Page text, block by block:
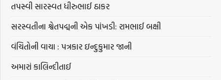
તપસ્વી સારસ્વત ધીરુભાઈ ઠાકર
સરસ્વતીના શ્વેતપદ્મની એક પાંખડી: રામભાઈ બક્ષી
વંચિતોની વાચા : પત્રકાર ઇન્દુકુમાર જાની
અમારાં કાલિન્દીતાઈ